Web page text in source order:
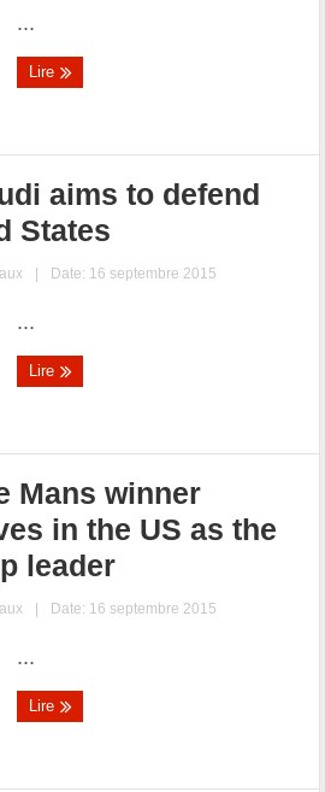
...
Lire
aims to defend
States
| Date: 16 septembre 2015
...
Lire
Mans winner
in the US as the
leader
| Date: 16 septembre 2015
...
Lire